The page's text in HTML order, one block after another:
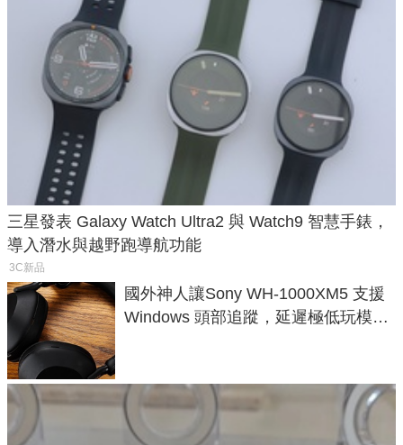
三星發表 Galaxy Watch Ultra2 與 Watch9 智慧手錶，
導入潛水與越野跑導航功能
3C新品
國外神人讓Sony WH-1000XM5 支援
Windows 頭部追蹤，延遲極低玩模擬